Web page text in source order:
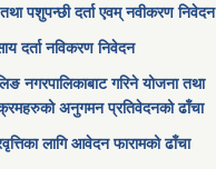
पशुपन्छी दर्ता एवम् नवीकरण निवेदन
दर्ता नविकरण निवेदन
नगरपालिकाबाट गरिने योजना तथा
अनुगमन प्रतिवेदनको ढाँचा
लागि आवेदन फारामको ढाँचा